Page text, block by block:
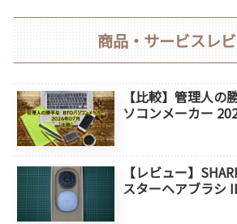
商品・サービスレ
【比較】管理人
ソコンメーカー
【レビュー】
スターヘアブラシ